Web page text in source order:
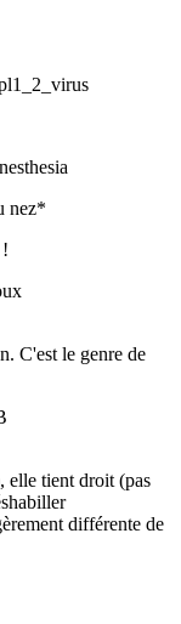
nez*
C'est le genre de
elle tient droit (pas
différente de